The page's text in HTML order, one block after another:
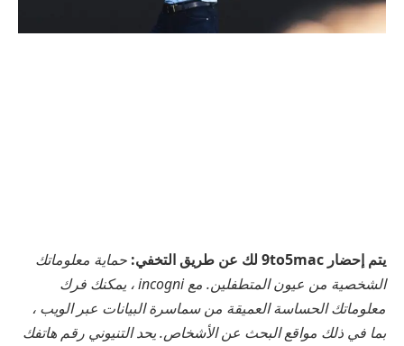
يتم إحضار 9to5mac لك عن طريق التخفي:
حماية معلوماتك
الشخصية من عيون المتطفلين. مع incogni ، يمكنك فرك
معلوماتك الحساسة العميقة من سماسرة البيانات عبر الويب ،
بما في ذلك مواقع البحث عن الأشخاص. يحد التنيوني رقم هاتفك